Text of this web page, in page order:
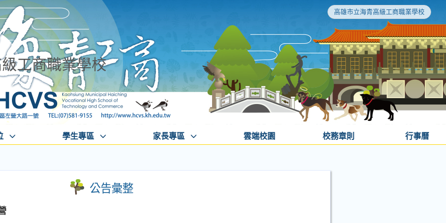
高雄市立海青高級工商職業學校
工商職業學校
學生專區 家長專區 雲端校園 校務章則 行事曆
公告彙整